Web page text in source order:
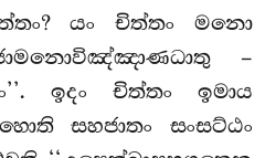
යං චිත්තං මනො
–
ඉදං චිත්තං ඉමාය
සහජාතං සංසට්ඨං